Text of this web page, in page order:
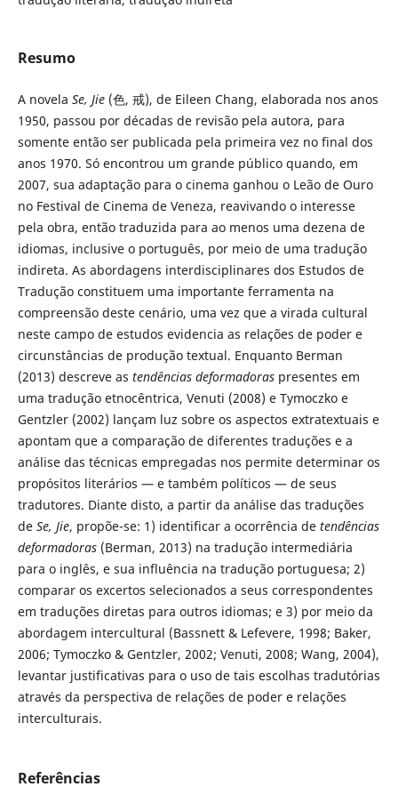
Resumo
A novela Se, Jie(色, 戒), de Eileen Chang, elaborada nos anos
1950, passou por décadas de revisão pela autora, para
somente então ser publicada pela primeira vez no final dos
anos 1970. Só encontrou um grande público quando, em
2007, sua adaptação para o cinema ganhou o Leão de Ouro
no Festival de Cinema de Veneza, reavivando o interesse
pela obra, então traduzida para ao menos uma dezena de
idiomas, inclusive o português, por meio de uma tradução
indireta. As abordagens interdisciplinares dos Estudos de
Tradução constituem uma importante ferramenta na
compreensão deste cenário, uma vez que a virada cultural
neste campo de estudos evidencia as relações de poder e
circunstâncias de produção textual. Enquanto Berman
(2013) descreve as tendências deformadoraspresentes em
uma tradução etnocêntrica, Venuti (2008) e Tymoczko e
Gentzler (2002) lançam luz sobre os aspectos extratextuais e
apontam que a comparação de diferentes traduções e a
análise das técnicas empregadas nos permite determinar os
propósitos literários — e também políticos — de seus
tradutores. Diante disto, a partir da análise das traduções
de Se, Jie, propõe-se: 1) identificar a ocorrência de tendências
deformadoras(Berman, 2013) na tradução intermediária
para o inglês, e sua influência na tradução portuguesa; 2)
comparar os excertos selecionados a seus correspondentes
em traduções diretas para outros idiomas; e 3) por meio da
abordagem intercultural (Bassnett & Lefevere, 1998; Baker,
2006; Tymoczko & Gentzler, 2002; Venuti, 2008; Wang, 2004),
levantar justificativas para o uso de tais escolhas tradutórias
através da perspectiva de relações de poder e relações
interculturais.
Referências